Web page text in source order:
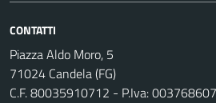
CONTATTI
Piazza Aldo Moro, 5
71024 Candela (FG)
C.F. 80035910712 - P.Iva: